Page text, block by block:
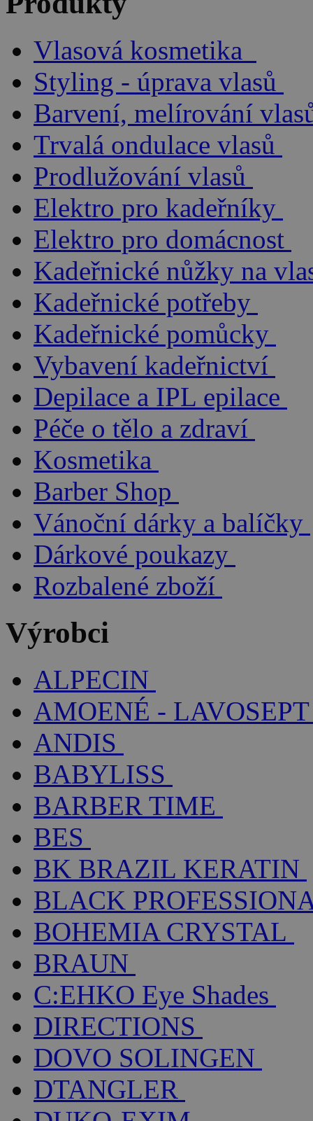
Vlasová kosmetika
Styling - úprava vlasů
Barvení, melírování
Trvalá ondulace vlasů
Prodlužování vlasů
Elektro pro kadeřníky
Elektro pro domácnost
Kadeřnické nůžky na
Kadeřnické potřeby
Kadeřnické pomůcky
Vybavení kadeřnictví
Depilace a IPL epilace
Péče o tělo a zdraví
Kosmetika
Barber Shop
Vánoční dárky a balíčky
Dárkové poukazy
Rozbalené zboží
Výrobci
ALPECIN
AMOENÉ - LAVOSEPT
ANDIS
BABYLISS
BARBER TIME
BES
BK BRAZIL KERATIN
BLACK
BOHEMIA CRYSTAL
BRAUN
C:EHKO Eye Shades
DIRECTIONS
DOVO SOLINGEN
DTANGLER